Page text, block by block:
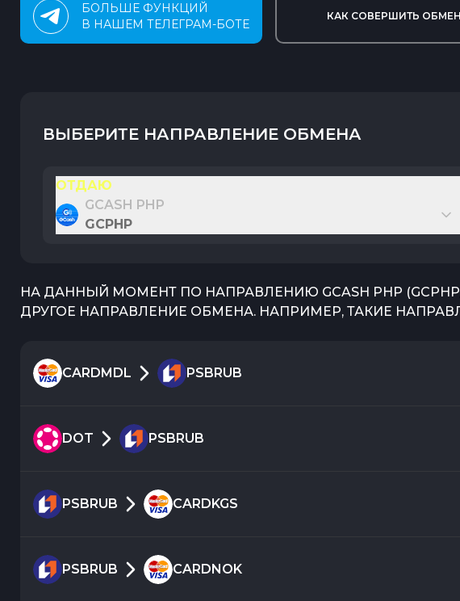
БОЛЬШЕ ФУНКЦИЙ
В НАШЕМ ТЕЛЕГРАМ-БОТЕ
КАК СОВЕРШИТЬ
ВЫБЕРИТЕ НАПРАВЛЕНИЕ ОБМЕНА
ОТДАЮ
GCASH PHP
GCPHP
НА ДАННЫЙ МОМЕНТ ПО НАПРАВЛЕНИЮ GCASH PHP (GCPHP
ДРУГОЕ НАПРАВЛЕНИЕ ОБМЕНА. НАПРИМЕР, ТАКИЕ
CARDMDL PSBRUB
DOT PSBRUB
PSBRUB CARDKGS
PSBRUB CARDNOK